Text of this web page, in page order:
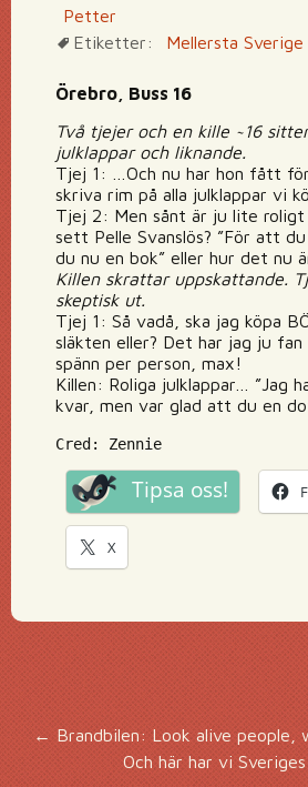
Petter
Etiketter:
Mellersta Sverige
Örebro, Buss 16
Två tjejer och en kille ~16
julklappar och liknande.
Tjej 1: …Och nu har hon fått
skriva rim på alla julklappar vi
Tjej 2: Men sånt är ju lite
sett Pelle Svanslös? ”För att
du nu en bok” eller hur det nu
Killen skrattar uppskattande.
skeptisk ut.
Tjej 1: Så vadå, ska jag köpa
släkten eller? Det har jag ju
spänn per person, max!
Killen: Roliga julklappar… ”Jag
kvar, men var glad att du en
Cred: Zennie
Tipsa oss!
X
← Brandbilen: Look alive people,
Och här har vi